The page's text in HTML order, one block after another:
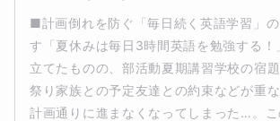
■計画倒れを防ぐ「毎日続く英語学習」の
す「夏休みは毎日3時間英語を勉強する！
立てたものの、部活動夏期講習学校の宿
祭り家族との予定友達との約束などが重
計画通りに進まなくなってしまった…。